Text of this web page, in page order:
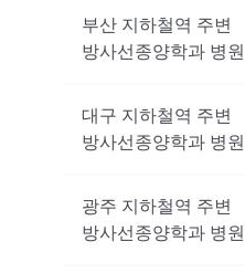
부산 지하철역 주변
방사선종양학과 병원
대구 지하철역 주변
방사선종양학과 병원
광주 지하철역 주변
방사선종양학과 병원